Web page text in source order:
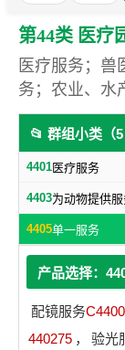
第44类 医疗
医疗服务；兽
务；农业、水
📂 群组小类（5
4401医疗服务
4403为动物提供
4405单一服务
产品选择：
配镜服务
440275 ， 验光